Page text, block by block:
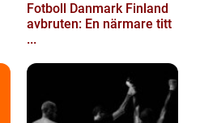
Fotboll Danmark Finland
avbruten: En närmare titt
...